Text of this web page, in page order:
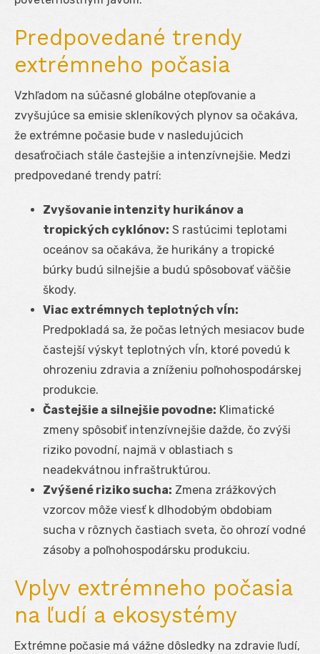
Predpovedané trendy
extrémneho počasia
Vzhľadom na súčasné globálne otepľovanie a
zvyšujúce sa emisie skleníkových plynov sa očakáva,
že extrémne počasie bude v nasledujúcich
desaťročiach stále častejšie a intenzívnejšie. Medzi
predpovedané trendy patrí:
Zvyšovanie intenzity hurikánov a
tropických cyklónov: S rastúcimi teplotami
oceánov sa očakáva, že hurikány a tropické
búrky budú silnejšie a budú spôsobovať väčšie
škody.
Viac extrémnych teplotných vĺn:
Predpokladá sa, že počas letných mesiacov bude
častejší výskyt teplotných vĺn, ktoré povedú k
ohrozeniu zdravia a zníženiu poľnohospodárskej
produkcie.
Častejšie a silnejšie povodne: Klimatické
zmeny spôsobiť intenzívnejšie dažde, čo zvýši
riziko povodní, najmä v oblastiach s
neadekvátnou infraštruktúrou.
Zvýšené riziko sucha: Zmena zrážkových
vzorcov môže viesť k dlhodobým obdobiam
sucha v rôznych častiach sveta, čo ohrozí vodné
zásoby a poľnohospodársku produkciu.
Vplyv extrémneho počasia
na ľudí a ekosystémy
Extrémne počasie má vážne dôsledky na zdravie ľudí,